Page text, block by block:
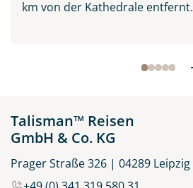
km von der Kathedrale entfernt.
Talisman™ Reisen
GmbH & Co. KG
Prager Straße 326 | 04289 Leipzig